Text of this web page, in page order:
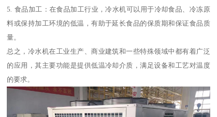
5. 食品加工：在食品加工行业，冷水机可以用于冷却食品、冷冻原
料或保持加工环境的低温，有助于延长食品的保质期和保证食品质
量。
总之，冷水机在工业生产、商业建筑和一些特殊领域中都有着广泛
的应用，其主要功能是提供低温冷却介质，满足设备和工艺对温度
的要求。